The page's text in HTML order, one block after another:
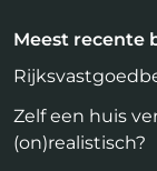
Meest recente
Zelf een huis
(on)realistisch?